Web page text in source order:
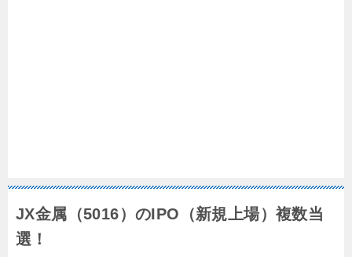
JX金属（5016）のIPO（新規上場）複数当
選！